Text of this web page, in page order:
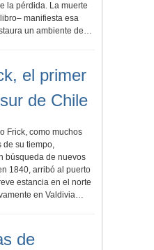
la pérdida. La muerte
manifiesta esa
un ambiente de…
el primer
de Chile
Frick, como muchos
de su tiempo,
búsqueda de nuevos
1840, arribó al puerto
estancia en el norte
en Valdivia…
de